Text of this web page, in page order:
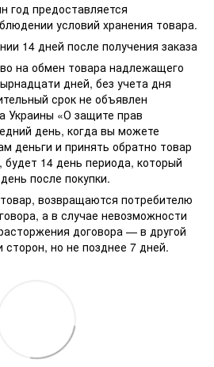
год предоставляется
условий хранения товара.
14 дней после получения заказа
на обмен товара надлежащего
дней, без учета дня
срок не объявлен
Украины «О защите прав
день, когда вы можете
деньги и принять обратно товар
14 день периода, который
после покупки.
возвращаются потребителю
а в случае невозможности
договора — в другой
сторон, но не позднее 7 дней.